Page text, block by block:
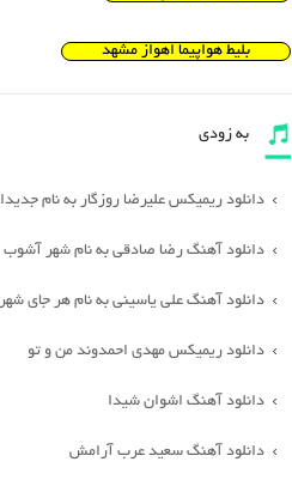
بلیط هواپیما اهواز مشهد
به زودی
دانلود ریمیکس علیرضا روزگار به نام جدیدا
دانلود آهنگ رضا صادقی به نام شهر آشوب
دانلود آهنگ علی یاسینی به نام هر جای شهر
دانلود ریمیکس مهدی احمدوند من و تو
دانلود آهنگ اشوان شیدا
دانلود آهنگ سعید عرب آرامش